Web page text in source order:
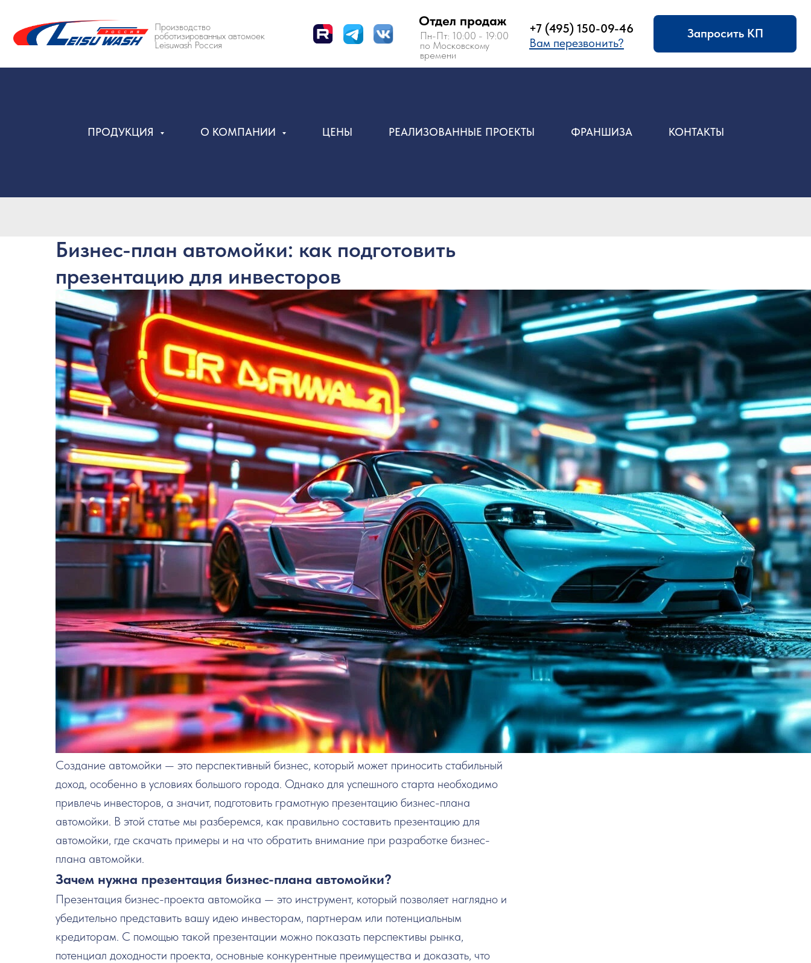
Производство
роботизированных автомоек
Leisuwash Россия
+7 (495) 150-09-46
Отдел продаж
Пн-Пт: 10:00 - 19:00
по Московскому
Вам перезвонить?
Запросить КП
ПРОДУКЦИЯ О КОМПАНИИ ЦЕНЫ РЕАЛИЗОВАННЫЕ ПРОЕКТЫ ФРАНШИЗА КОНТАКТЫ
Бизнес-план автомойки: как подготовить
презентацию для инвесторов
Создание автомойки — это перспективный бизнес, который может приносить стабильный
доход, особенно в условиях большого города. Однако для успешного старта необходимо
привлечь инвесторов, а значит, подготовить грамотную презентацию бизнес-плана
автомойки. В этой статье мы разберемся, как правильно составить презентацию для
автомойки, где скачать примеры и на что обратить внимание при разработке бизнес-
плана автомойки.
Зачем нужна презентация бизнес-плана автомойки?
Презентация бизнес-проекта автомойка — это инструмент, который позволяет наглядно и
убедительно представить вашу идею инвесторам, партнерам или потенциальным
кредиторам. С помощью такой презентации можно показать перспективы рынка,
потенциал доходности проекта, основные конкурентные преимущества и доказать, что